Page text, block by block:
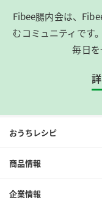
Fibee腸内会は、​
むコミュニティです
毎日を
おうちレシピ
商品情報
企業情報